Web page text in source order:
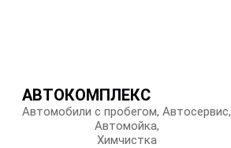
АВТОКОМПЛЕКС
Автомобили с пробегом, Автосервис,
Автомойка,
Химчистка